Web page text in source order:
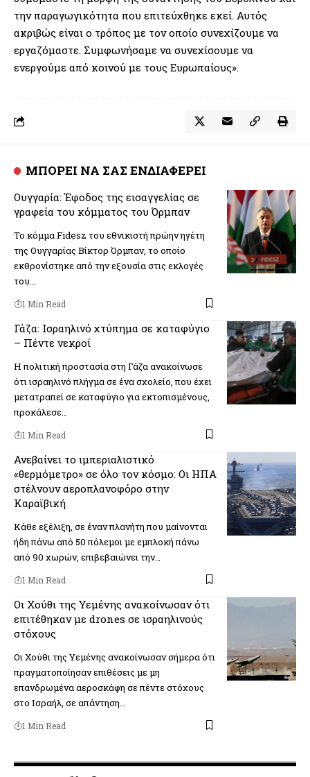
την παραγωγικότητα που επιτεύχθηκε εκεί. Αυτός
ακριβώς είναι ο τρόπος με τον οποίο συνεχίζουμε να
εργαζόμαστε. Συμφωνήσαμε να συνεχίσουμε να
ενεργούμε από κοινού με τους Ευρωπαίους».
ΜΠΟΡΕΙ ΝΑ ΣΑΣ ΕΝΔΙΑΦΕΡΕΙ
Ουγγαρία: Έφοδος της εισαγγελίας σε
γραφεία του κόμματος του Όρμπαν
Το κόμμα Fidesz του εθνικιστή πρώην ηγέτη
της Ουγγαρίας Βίκτορ Όρμπαν, το οποίο
εκθρονίστηκε από την εξουσία στις εκλογές
του…
1 Min Read
Γάζα: Ισραηλινό χτύπημα σε καταφύγιο
– Πέντε νεκροί
Η πολιτική προστασία στη Γάζα ανακοίνωσε
ότι ισραηλινό πλήγμα σε ένα σχολείο, που έχει
μετατραπεί σε καταφύγιο για εκτοπισμένους,
προκάλεσε…
1 Min Read
Ανεβαίνει το ιμπεριαλιστικό
«θερμόμετρο» σε όλο τον κόσμο: Οι ΗΠΑ
στέλνουν αεροπλανοφόρο στην
Καραϊβική
Κάθε εξέλιξη, σε έναν πλανήτη που μαίνονται
ήδη πάνω από 50 πόλεμοι με εμπλοκή πάνω
από 90 χωρών, επιβεβαιώνει την…
1 Min Read
Οι Χούθι της Υεμένης ανακοίνωσαν ότι
επιτέθηκαν με drones σε ισραηλινούς
στόχους
Οι Χούθι της Υεμένης ανακοίνωσαν σήμερα ότι
πραγματοποίησαν επιθέσεις με μη
επανδρωμένα αεροσκάφη σε πέντε στόχους
στο Ισραήλ, σε απάντηση…
1 Min Read